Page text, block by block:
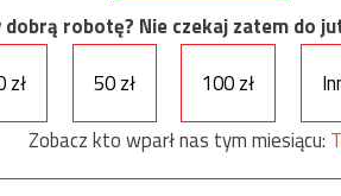
dobrą robotę? Nie czekaj zatem do
zł
50 zł 100 zł
Zobacz kto wparł nas tym miesiącu: